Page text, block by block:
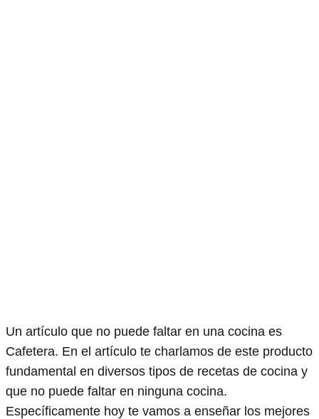
Un artículo que no puede faltar en una cocina es
Cafetera. En el artículo te charlamos de este producto
fundamental en diversos tipos de recetas de cocina y
que no puede faltar en ninguna cocina.
Específicamente hoy te vamos a enseñar los mejores